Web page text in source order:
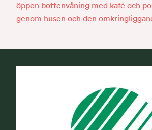
öppen bottenvåning med kafé och
genom husen och den